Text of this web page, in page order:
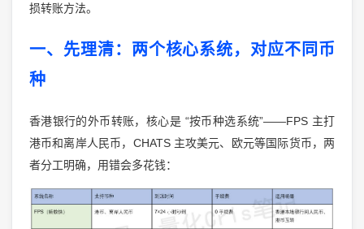
损转账方法。
一、先理清：两个核心系统，对应不同币
种
香港银行的外币转账，核心是 “按币种选系统”——FPS 主打
港币和离岸人民币， CHATS 主攻美元、欧元等国际货币，两
者分工明确，用错会多花钱：